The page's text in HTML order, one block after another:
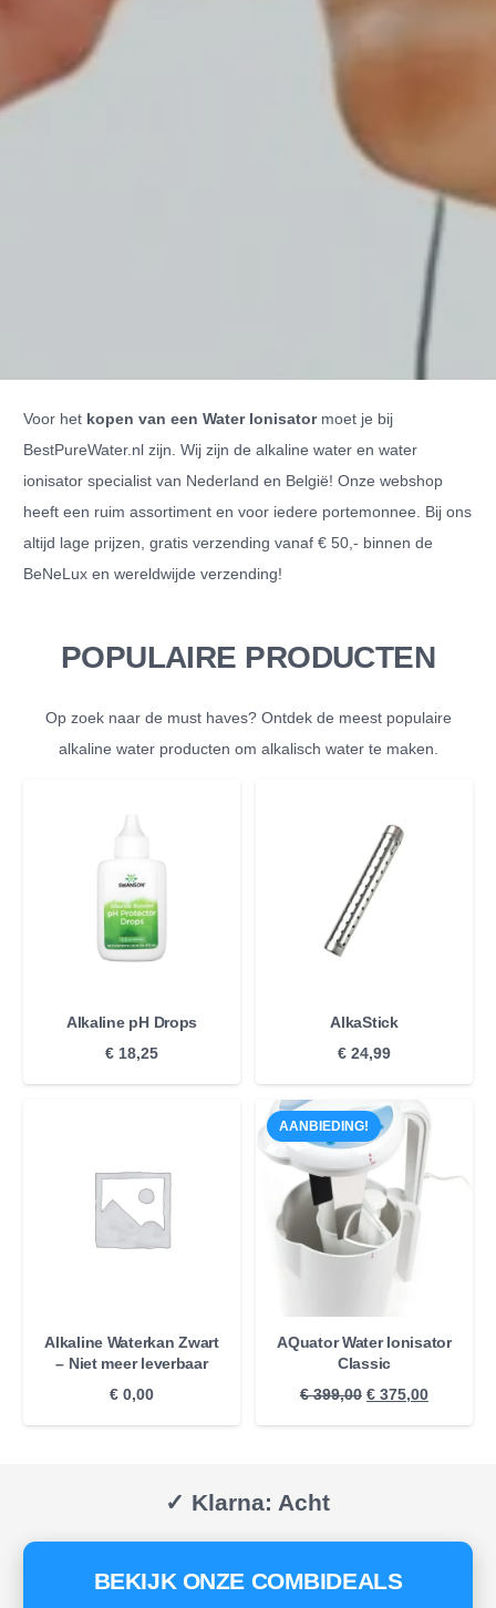
Voor het kopen van een Water Ionisatormoet je bij
BestPureWater.nl zijn. Wij zijn de alkaline water en water
ionisator specialist van Nederland en België! Onze webshop
heeft een ruim assortiment en voor iedere portemonnee. Bij ons
altijd lage prijzen, gratis verzending vanaf € 50,- binnen de
BeNeLux en wereldwijde verzending!
POPULAIRE PRODUCTEN
Op zoek naar de must haves? Ontdek de meest populaire
alkaline water producten om alkalisch water te maken.
Alkaline pH Drops
€ 18,25
AlkaStick
€ 24,99
Alkaline Waterkan Zwart
– Niet meer leverbaar
€ 0,00
AANBIEDING!
AQuator Water Ionisator
Classic
€399,00 Oorspronkelijke
prijs
€ 375,00Huidige
prijs
✓ Klarna: Achteraf
BEKIJK ONZE COMBIDEALS